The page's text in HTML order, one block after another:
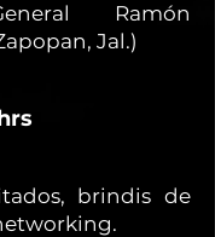
Ramón
Jal.)
brindis de